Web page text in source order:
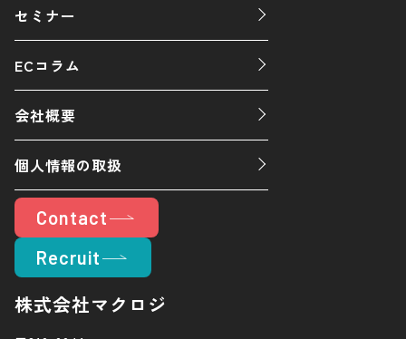
セミナー
ECコラム
会社概要
個人情報の取扱
Contact
Recruit
株式会社マクロジ